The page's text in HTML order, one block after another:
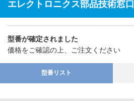
エレクトロニクス部品技術窓口
型番が確定されました
価格をご確認の上、ご注文ください
型番リスト